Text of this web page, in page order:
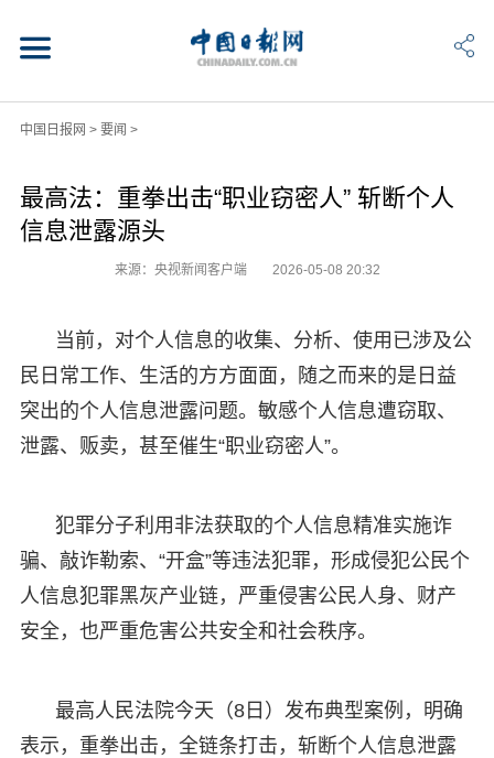
中国日报网 > 要闻 >
最高法：重拳出击“职业窃密人” 斩断个人
信息泄露源头
来源：央视新闻客户端 2026-05-08 20:32
当前，对个人信息的收集、分析、使用已涉及公
民日常工作、生活的方方面面，随之而来的是日益
突出的个人信息泄露问题。敏感个人信息遭窃取、
泄露、贩卖，甚至催生“职业窃密人”。
犯罪分子利用非法获取的个人信息精准实施诈
骗、敲诈勒索、“开盒”等违法犯罪，形成侵犯公民个
人信息犯罪黑灰产业链，严重侵害公民人身、财产
安全，也严重危害公共安全和社会秩序。
最高人民法院今天（8日）发布典型案例，明确
表示，重拳出击，全链条打击，斩断个人信息泄露